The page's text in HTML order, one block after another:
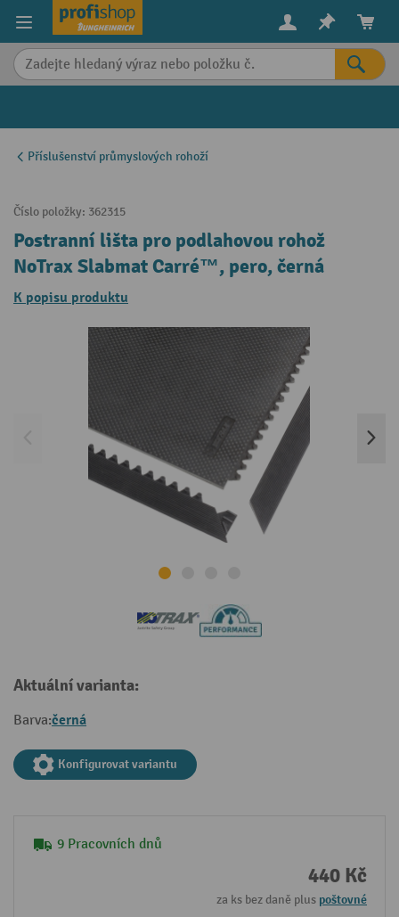
content
Příslušenství průmyslových rohoží
Číslo položky: 362315
Postranní lišta pro podlahovou rohož
NoTrax Slabmat Carré™, pero, černá
K popisu produktu
Aktuální varianta:
Barva:černá
Konfigurovat variantu
9 Pracovních dnů
440 Kč
za ks bez daně plus poštovné